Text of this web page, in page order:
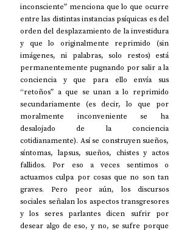
inconsciente” menciona que lo que ocurre
entre las distintas instancias psíquicas es del
orden del desplazamiento de la investidura
y que lo originalmente reprimido (sin
imágenes, ni palabras, solo restos) está
permanentemente pugnando por salir a la
conciencia y que para ello envía sus
“retoños” a que se unan a lo reprimido
secundariamente (es decir, lo que por
moralmente inconveniente se ha
desalojado de la conciencia
cotidianamente). Así se construyen sueños,
síntomas, lapsus, sueños, chistes y actos
fallidos. Por eso a veces sentimos o
actuamos culpa por cosas que no son tan
graves. Pero peor aún, los discursos
sociales señalan los aspectos transgresores
y los seres parlantes dicen sufrir por
desear algo de eso, y no, se sufre porque